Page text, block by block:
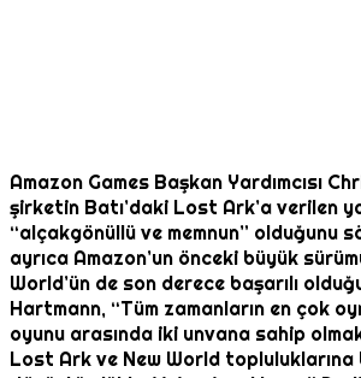
Amazon Games Başkan Yardımcısı
şirketin Batı’daki Lost Ark’a verilen
“alçakgönüllü ve memnun” olduğunu
ayrıca Amazon’un önceki büyük
World’ün de son derece başarılı
Hartmann, “Tüm zamanların en çok
oyunu arasında iki unvana sahip
Lost Ark ve New World topluluklarına